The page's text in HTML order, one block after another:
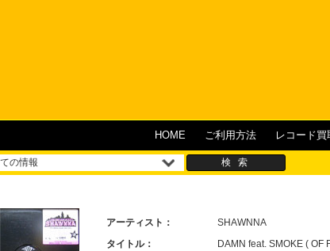
HOME ご利用方法 レコード買
アーティスト：
SHAWNNA
タイトル：
DAMN feat. SMOKE ( OF